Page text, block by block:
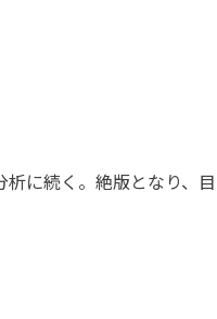
析に続く。絶版となり、目